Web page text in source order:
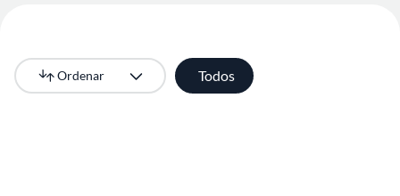
Todos
Ordenar
Más recientes